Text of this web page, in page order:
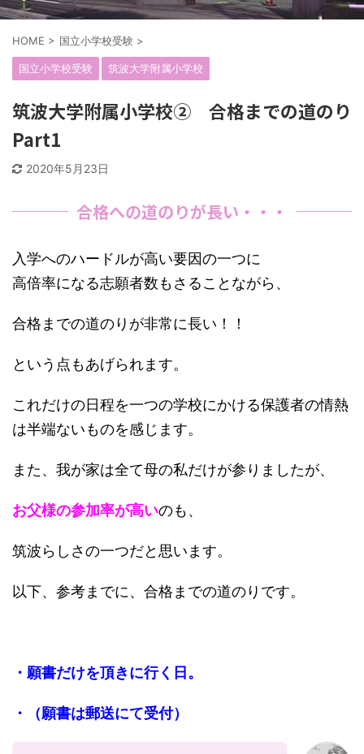
HOME > 国立小学校受験 >
国立小学校受験 筑波大学附属小学校
筑波大学附属小学校② 合格までの道のり
Part1
2020年5月23日
合格への道のりが長い・・・
入学へのハードルが高い要因の一つに
高倍率になる志願者数もさることながら、
合格までの道のりが非常に長い！！
という点もあげられます。
これだけの日程を一つの学校にかける保護者の情熱
は半端ないものを感じます。
また、我が家は全て母の私だけが参りましたが、
お父様の参加率が高いのも、
筑波らしさの一つだと思います。
以下、参考までに、合格までの道のりです。
・願書だけを頂きに行く日。
・（願書は郵送にて受付）